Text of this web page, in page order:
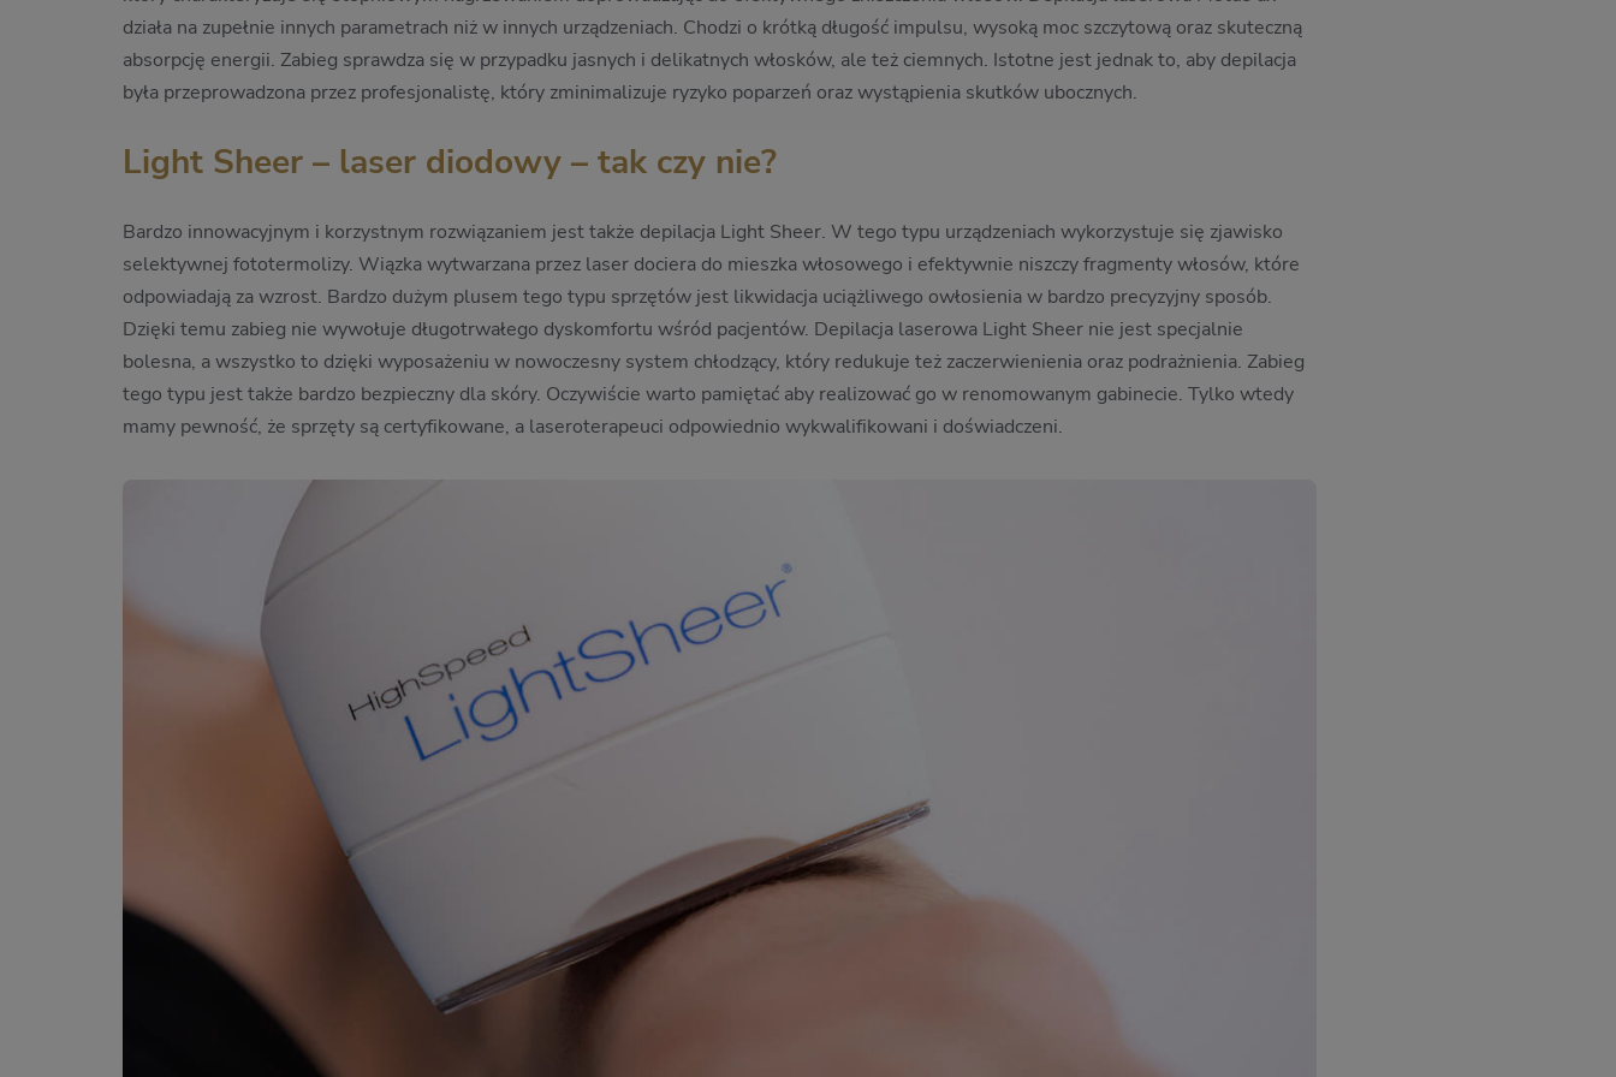
działa na zupełnie innych parametrach niż w innych urządzeniach. Chodzi o krótką długość impulsu, wysoką moc szczytową oraz skuteczną
absorpcję energii. Zabieg sprawdza się w przypadku jasnych i delikatnych włosków, ale też ciemnych. Istotne jest jednak to, aby depilacja
była przeprowadzona przez profesjonalistę, który zminimalizuje ryzyko poparzeń oraz wystąpienia skutków ubocznych.
Light Sheer – laser diodowy – tak czy nie?
Bardzo innowacyjnym i korzystnym rozwiązaniem jest także depilacja Light Sheer. W tego typu urządzeniach wykorzystuje się zjawisko
selektywnej fototermolizy. Wiązka wytwarzana przez laser dociera do mieszka włosowego i efektywnie niszczy fragmenty włosów, które
odpowiadają za wzrost. Bardzo dużym plusem tego typu sprzętów jest likwidacja uciążliwego owłosienia w bardzo precyzyjny sposób.
Dzięki temu zabieg nie wywołuje długotrwałego dyskomfortu wśród pacjentów. Depilacja laserowa Light Sheer nie jest specjalnie
bolesna, a wszystko to dzięki wyposażeniu w nowoczesny system chłodzący, który redukuje też zaczerwienienia oraz podrażnienia. Zabieg
tego typu jest także bardzo bezpieczny dla skóry. Oczywiście warto pamiętać aby realizować go w renomowanym gabinecie. Tylko wtedy
mamy pewność, że sprzęty są certyfikowane, a laseroterapeuci odpowiednio wykwalifikowani i doświadczeni.